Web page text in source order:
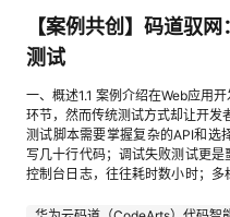
Serverless 运行公网带宽/EIP未
云 API 调用未使用，基于本地模
inventory.json 模拟资源清单，检
数运行时内完成，不需要外部依
果本案例完成后，开发者可以
inventory.json 即可调整被检查资
本地执行 python src/main.py 可
以通过手动测试验证函数运行。
检。脱敏版报告摘要如下：# 云资源体检报
程度 | 数量 | |----------|------| |
技术应用不涉及实际应用场景，
实际应用场景具有一定的实用性3
境进行部署实施，能够应用于场景
云开发环境运行简单demo2：基
实际场景且在开发者空间云开发
决行业的痛点问题，用于生产实
的华为云技术或主流开源框架1：
2：基于云开发环境结合更多的华
27 10:05 【摘要】已收到简历，邀请 6 月 30 日面试... ...任务 ②：搜索特
定邮件你对 AI Shell 说：找出上周
搜索关键词：项目 | 时间范围：上周 找到 3 封相关邮件： 1. 【主题】项
周完成 5 个任务，下周计划 3 个里程碑... 2. 【主题】Re: 项目架
【发件人】architect@team.com | 2026-06-24 【
已更新，请 review... 3. 【主题】项目预算审批通过 【发件人】
finance@company.com | 2026-06-25 【关键信息】Q3 预算已
额 ¥120,000...任务 ③：下载附件
（推荐）步骤1：下载
https://gitee.com/zx_allen_li/
脚本# 安装到新项目 bash install-
在当前项目安装 bash install-
会自动生成以下文件：your-project/ ├──
.codeartsdoer/ ├── agents/ │ └── opc-zhinao.json # 智能体配置 └──
skills/ # 8个Skills ├── skill1-idea-feasibility/ │ └── SKILL.md ├──
skill2-mvp-design/ ├── skill3-opc-compliance/ ├── skill4-seed-
report-export/ ├── user-feedback/ └── ProjectSkillStatus.txt # 8个
么"，确保需求清晰无歧义，避免
的基础。managing-design-
划"怎么做"，在设计阶段就考虑架
成本，是连接需求与实现的桥梁
tasks.md文档，将复杂项目分解
然，是SDD流程的落地环节。2.3
任务过程中，有时我们期望指令
用到码道的上下文选择功能，此
IDE界面打开指定的文件/文件夹，
和指令优先在该范围内执行。作
【案例共创】码道驭
测试
一、概述1.1 案例介绍在Web应用
环节，然而传统测试方式却让开
测试脚本需要掌握复杂的API和选
写几十行代码；调试失败测试更
控制台日志，往往耗时数小时；多
占项目总测试成本的60%以上